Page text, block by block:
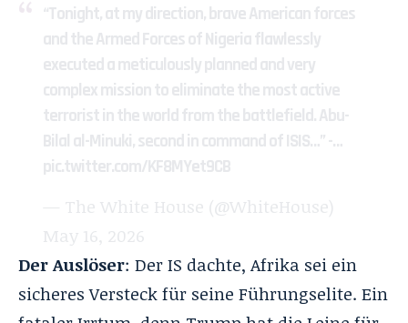
“Tonight, at my direction, brave American forces
and the Armed Forces of Nigeria flawlessly
executed a meticulously planned and very
complex mission to eliminate the most active
terrorist in the world from the battlefield. Abu-
Bilal al-Minuki, second in command of ISIS…” -…
pic.twitter.com/KF8MYet9CB
— The White House (@WhiteHouse)
May 16, 2026
Der Auslöser: Der IS dachte, Afrika sei ein
sicheres Versteck für seine Führungselite. Ein